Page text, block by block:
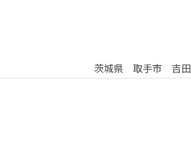
茨城県 取手市 吉田